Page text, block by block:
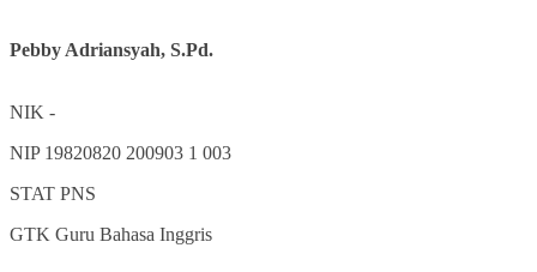
Pebby Adriansyah, S.Pd.
NIK -
NIP 19820820 200903 1 003
STAT PNS
GTK Guru Bahasa Inggris